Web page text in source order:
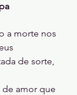
a morte nos
de sorte,
de amor que